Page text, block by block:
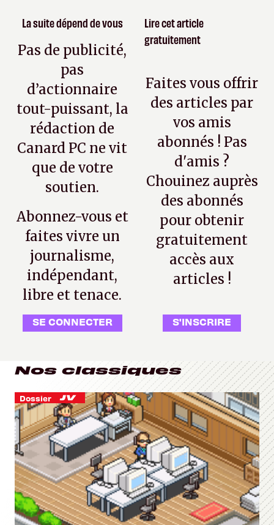
La suite dépend de vous
Pas de publicité,
pas
d’actionnaire
tout-puissant, la
rédaction de
Canard PC ne vit
que de votre
soutien.
Abonnez-vous et
faites vivre un
journalisme,
indépendant,
libre et tenace.
SE CONNECTER
Lire cet article
gratuitement
Faites vous offrir
des articles par
vos amis
abonnés ! Pas
d'amis ?
Chouinez auprès
des abonnés
pour obtenir
gratuitement
accès aux
articles !
S'INSCRIRE
Nos classiques
Dossier